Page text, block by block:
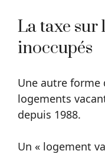
La taxe sur
inoccupés
Une autre forme
logements
depuis 1988.
Un « logement